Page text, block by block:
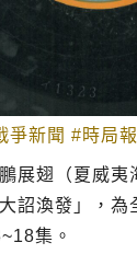
爭新聞 #時局
展翅（夏威夷
大詔渙發」，
集。